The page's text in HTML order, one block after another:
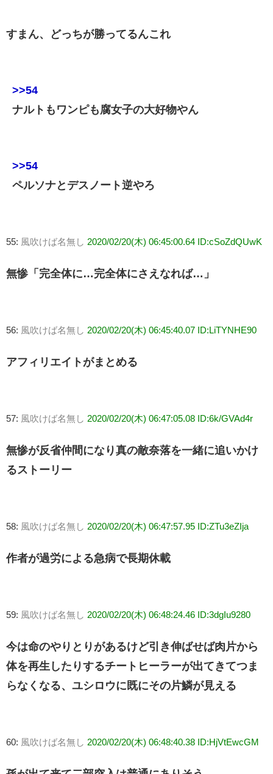
すまん、どっちが勝ってるんこれ
>>54
ナルトもワンピも腐女子の大好物やん
>>54
ペルソナとデスノート逆やろ
55: 風吹けば名無し 2020/02/20(木) 06:45:00.64 ID:cSoZdQUwK
無惨「完全体に…完全体にさえなれば…」
56: 風吹けば名無し 2020/02/20(木) 06:45:40.07 ID:LiTYNHE90
アフィリエイトがまとめる
57: 風吹けば名無し 2020/02/20(木) 06:47:05.08 ID:6k/GVAd4r
無惨が反省仲間になり真の敵奈落を一緒に追いかけ
るストーリー
58: 風吹けば名無し 2020/02/20(木) 06:47:57.95 ID:ZTu3eZIja
作者が過労による急病で長期休載
59: 風吹けば名無し 2020/02/20(木) 06:48:24.46 ID:3dgIu9280
今は命のやりとりがあるけど引き伸ばせば肉片から
体を再生したりするチートヒーラーが出てきてつま
らなくなる、ユシロウに既にその片鱗が見える
60: 風吹けば名無し 2020/02/20(木) 06:48:40.38 ID:HjVtEwcGM